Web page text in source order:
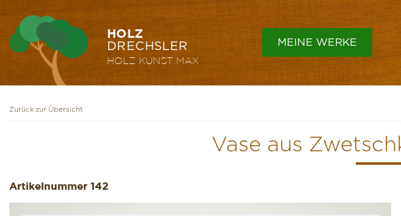
HOLZ
DRECHSLER
HOLZ KUNST MAX
MEINE WERKE
Zurück zur Übersicht
Vase aus
Artikelnummer 142